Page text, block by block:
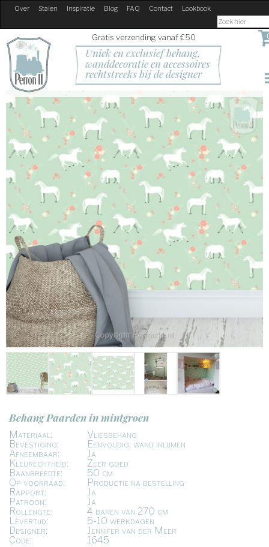
Over Stalen Inspiratie Blog FAQ Contact Lookbook
Gratis verzending vanaf €50
Uniek en exclusief behang,
wanddecoratie en accessoires
rechtstreeks bij de designer
Behang Paarden in mintgroen
Materiaal:
Vliesbehang
Bevestiging:
Eenvoudig, wand inlijmen
Afneembaar:
Ja
Kleurechtheid:
Zeer goed
Baanbreedte:
50 cm
Op voorraad:
Productie na bestelling
Rapport:
Ja
Patroon:
Ja
Rollengte:
4 banen van 270 cm
Levertijd:
5-10 werkdagen
Designer:
Jennifer van der Meer
Code:
1645